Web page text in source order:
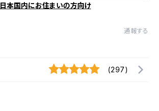
日本国内にお住まいの方向け
通報する
(297)